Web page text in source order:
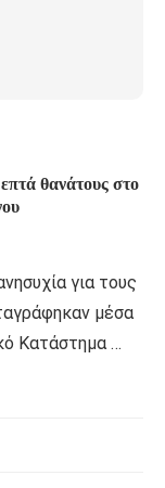
θανάτους στο
για τους
μέσα
Κατάστημα …